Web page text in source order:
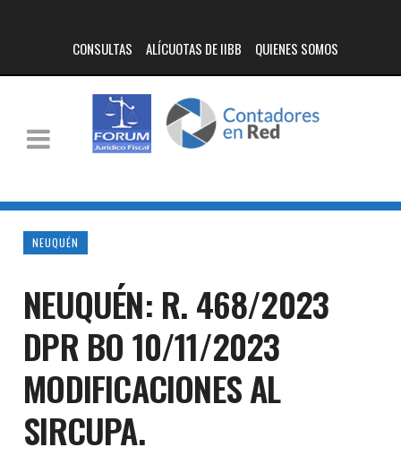
CONSULTAS ALÍCUOTAS DE IIBB QUIENES SOMOS
NEUQUÉN
NEUQUÉN: R. 468/2023
DPR BO 10/11/2023
MODIFICACIONES AL
SIRCUPA.